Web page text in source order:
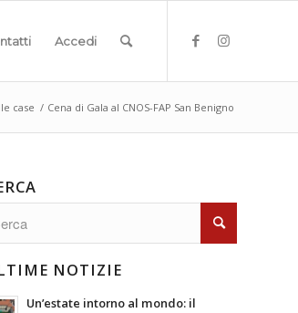
Accedi
case / Cena di Gala al CNOS-FAP San Benigno
NOTIZIE
Un’estate intorno al mondo: il